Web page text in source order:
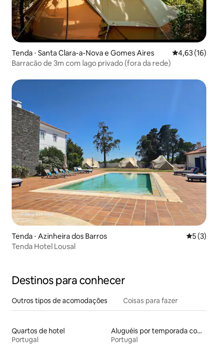
Tenda ⋅ Santa Clara-a-Nova e Gomes Aires 4,63 de uma
4,63 (16)
Barracão de 3m com lago privado (fora da rede)
Tenda ⋅ Azinheira dos Barros 5 de
5 (3)
Tenda Hotel Lousal
Destinos para conhecer
Outros tipos de acomodações Coisas para fazer
Quartos de hotel
Portugal
Aluguéis por temporada com acesso ao lago
Portugal